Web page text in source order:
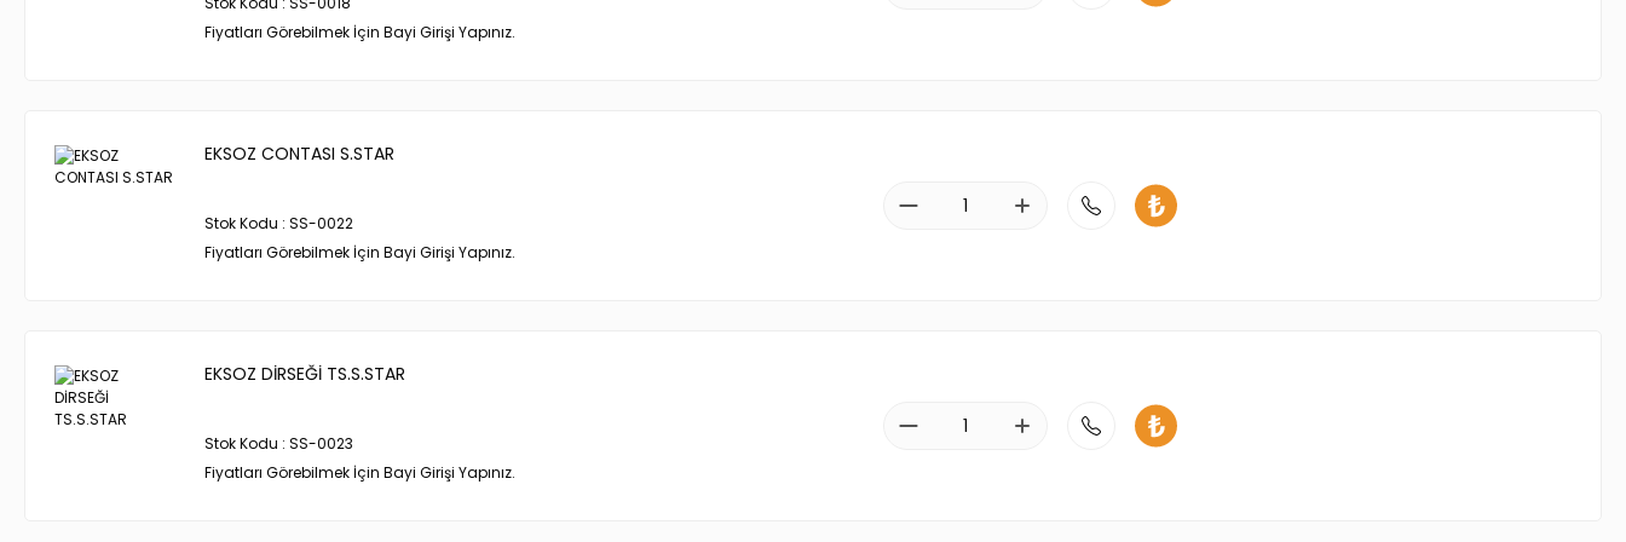
Fiyatları Görebilmek İçin Bayi Girişi Yapınız.
EKSOZ CONTASI S.STAR
Stok Kodu : SS-0022
Fiyatları Görebilmek İçin Bayi Girişi Yapınız.
EKSOZ DİRSEĞİ TS.S.STAR
Stok Kodu : SS-0023
Fiyatları Görebilmek İçin Bayi Girişi Yapınız.